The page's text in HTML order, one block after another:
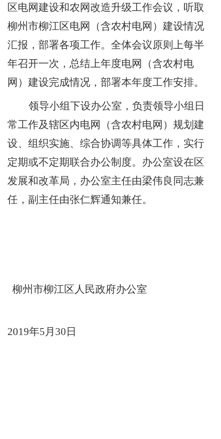
区电网建设和农网改造升级工作会议，听取
柳州市柳江区电网
（含农村电网） 建设情况
汇报，部署各项工作。全体会议原则上每半
年召开一次，总结上年度电网
（含农村电
网） 建设完成情况，部署本年度工作安排。
领导小组下设办公室，负责领导小组日
常工作及辖区内电网 （含农村电网） 规划建
设、组织实施、综合协调等具体工作 ，实行
定期或不定期联合办公制度。办公室设在区
发展和改革局 ，办公室主任由梁伟良同志兼
任 ，副主任由张仁辉通知兼任。
柳州市柳江区人民政府办公室
2019年5月 30 日